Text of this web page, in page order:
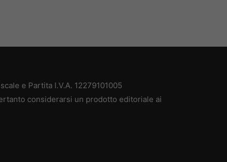
e Partita I.V.A. 12279101005
considerarsi un prodotto editoriale ai